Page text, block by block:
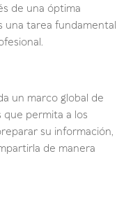
de una óptima
una tarea fundamental
un marco global de
permita a los
su información,
de manera